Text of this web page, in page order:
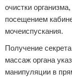
очистки
посещением
мочеиспускания.
Получение
массаж органа
манипуляции в